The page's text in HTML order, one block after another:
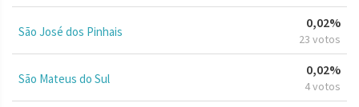
São José dos Pinhais
0,02%
23 votos
São Mateus do Sul
0,02%
4 votos